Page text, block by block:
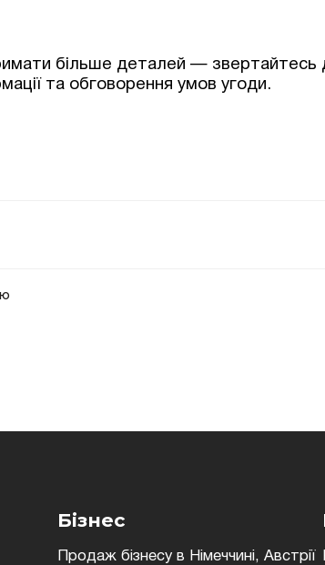
більше деталей — звертайтесь
та обговорення умов угоди.
Бізнес
Продаж бізнесу в Німеччині, Австрії